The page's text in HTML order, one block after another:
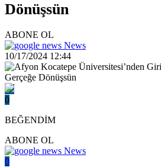
Dönüşsün
ABONE OL
News
10/17/2024 12:44
0
BEĞENDİM
ABONE OL
News
0